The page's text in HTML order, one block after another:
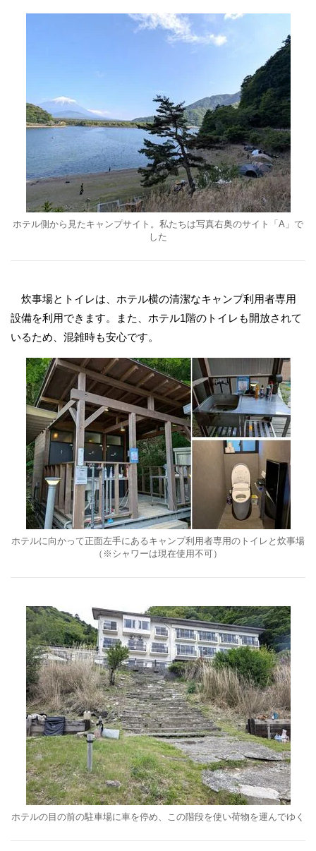
ホテル側から見たキャンプサイト。私たちは写真右奥のサイト「A」で
した
炊事場とトイレは、ホテル横の清潔なキャンプ利用者専用
設備を利用できます。また、ホテル1階のトイレも開放されて
いるため、混雑時も安心です。
ホテルに向かって正面左手にあるキャンプ利用者専用のトイレと炊事場
（※シャワーは現在使用不可）
ホテルの目の前の駐車場に車を停め、この階段を使い荷物を運んでゆく